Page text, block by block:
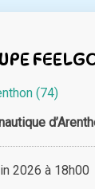
(74)
2026 à 18h00